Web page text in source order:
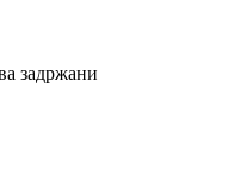
задржани